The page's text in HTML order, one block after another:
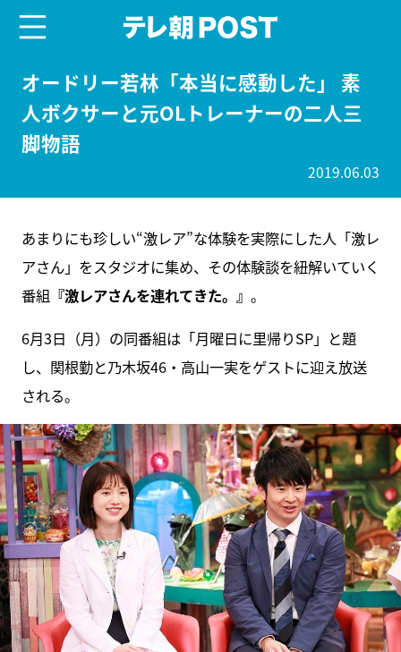
オードリー若林「本当に感動した」 素
人ボクサーと元OLトレーナーの二人三
脚物語
2019.06.03
あまりにも珍しい“激レア”な体験を実際にした人「激レ
アさん」をスタジオに集め、その体験談を紐解いていく
番組 『激レアさんを連れてきた。』 。
6月3日（月）の同番組は「月曜日に里帰りSP」と題
し、関根勤と乃木坂46・高山一実をゲストに迎え放送
される。